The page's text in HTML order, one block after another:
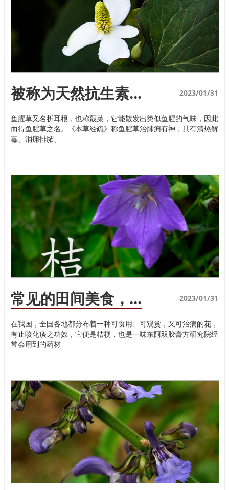
被称为天然抗生素... 2023/01/31
鱼腥草又名折耳根，也称蕺菜，它能散发出类似鱼腥的气味，因此
而得鱼腥草之名。《本草经疏》称鱼腥草治肺痈有神，具有清热解
毒、消痈排脓、
常见的田间美食，... 2023/01/31
在我国，全国各地都分布着一种可食用、可观赏，又可治病的花，
有止咳化痰之功效，它便是桔梗，也是一味东阿双胶膏方研究院经
常会用到的药材